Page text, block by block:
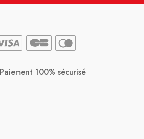
Paiement 100% sécurisé